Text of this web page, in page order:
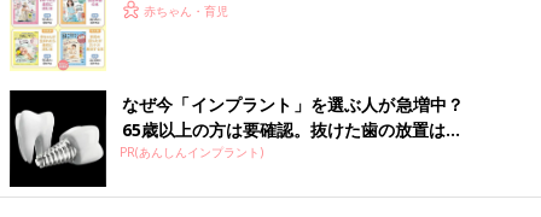
赤ちゃん・育児
なぜ今「インプラント」を選ぶ人が急増中？
65歳以上の方は要確認。抜けた歯の放置は...
PR(あんしんインプラント)